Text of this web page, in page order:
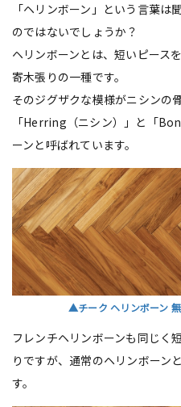
「ヘリンボーン」という言葉
のではないでしょうか？
ヘリンボーンとは、短いピース
寄木張りの一種です。
そのジグザクな模様がニシンの
「Herring（ニシン）」と「
ーンと呼ばれています。
▲チーク ヘリンボーン
フレンチヘリンボーンも同じく
りですが、通常のヘリンボーン
す。